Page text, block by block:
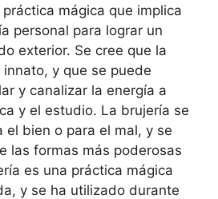
mágica que implica
personal para lograr un
exterior. Se cree que la
y que se puede
y canalizar la energía a
y el estudio. La brujería se
el bien o para el mal, y se
las formas más poderosas
es una práctica mágica
y se ha utilizado durante